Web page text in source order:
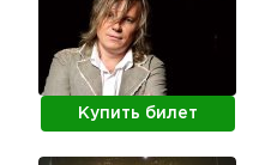
Купить билет